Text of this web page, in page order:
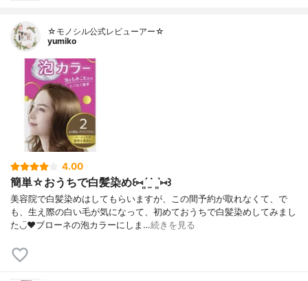
☆モノシル公式レビューアー☆
yumiko
4.00
簡単☆おうちで白髪染め꒰⑅ˊ͈ ˙̫ ˋ͈⑅꒱
美容院で白髪染めはしてもらいますが、この間予約が取れなくて、で
も、生え際の白い毛が気になって、初めておうちで白髪染めしてみまし
た◡̈♥︎ブローネの泡カラーにしま…続きを見る